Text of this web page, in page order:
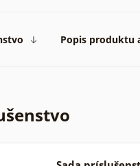
Popis produktu